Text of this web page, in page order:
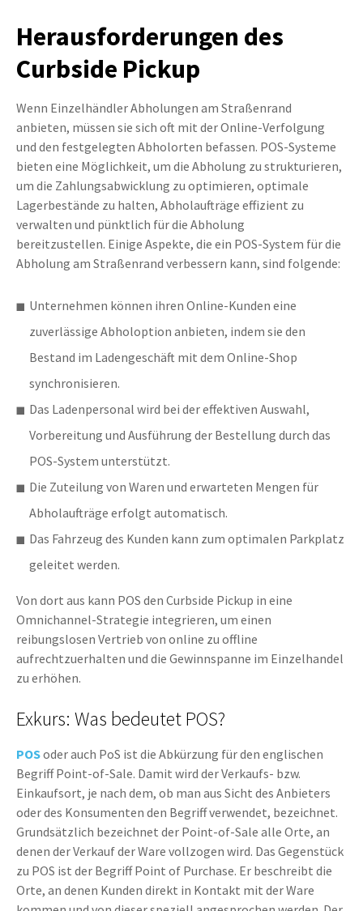
Herausfor­derungen des
Curbside Pickup
Wenn Einzelhändler Abholungen am Straßenrand
anbieten, müssen sie sich oft mit der Online-Verfolgung
und den festgelegten Abholorten befassen. POS-Systeme
bieten eine Möglichkeit, um die Abholung zu strukturieren,
um die Zahlungsabwicklung zu optimieren, optimale
Lagerbestände zu halten, Abholaufträge effizient zu
verwalten und pünktlich für die Abholung
bereitzustellen. Einige Aspekte, die ein POS-System für die
Abholung am Straßenrand verbessern kann, sind folgende:
Unternehmen können ihren Online-Kunden eine
zuverlässige Abholoption anbieten, indem sie den
Bestand im Ladengeschäft mit dem Online-Shop
synchronisieren.
Das Ladenpersonal wird bei der effektiven Auswahl,
Vorbereitung und Ausführung der Bestellung durch das
POS-System unterstützt.
Die Zuteilung von Waren und erwarteten Mengen für
Abholaufträge erfolgt automatisch.
Das Fahrzeug des Kunden kann zum optimalen Parkplatz
geleitet werden.
Von dort aus kann POS den Curbside Pickup in eine
Omnichannel-Strategie integrieren, um einen
reibungslosen Vertrieb von online zu offline
aufrechtzuerhalten und die Gewinnspanne im Einzelhandel
zu erhöhen.
Exkurs: Was bedeutet POS?
POSoder auch PoS ist die Abkürzung für den englischen
Begriff Point-of-Sale. Damit wird der Verkaufs- bzw.
Einkaufsort, je nach dem, ob man aus Sicht des Anbieters
oder des Konsumenten den Begriff verwendet, bezeichnet.
Grundsätzlich bezeichnet der Point-of-Sale alle Orte, an
denen der Verkauf der Ware vollzogen wird. Das Gegenstück
zu POS ist der Begriff Point of Purchase. Er beschreibt die
Orte, an denen Kunden direkt in Kontakt mit der Ware